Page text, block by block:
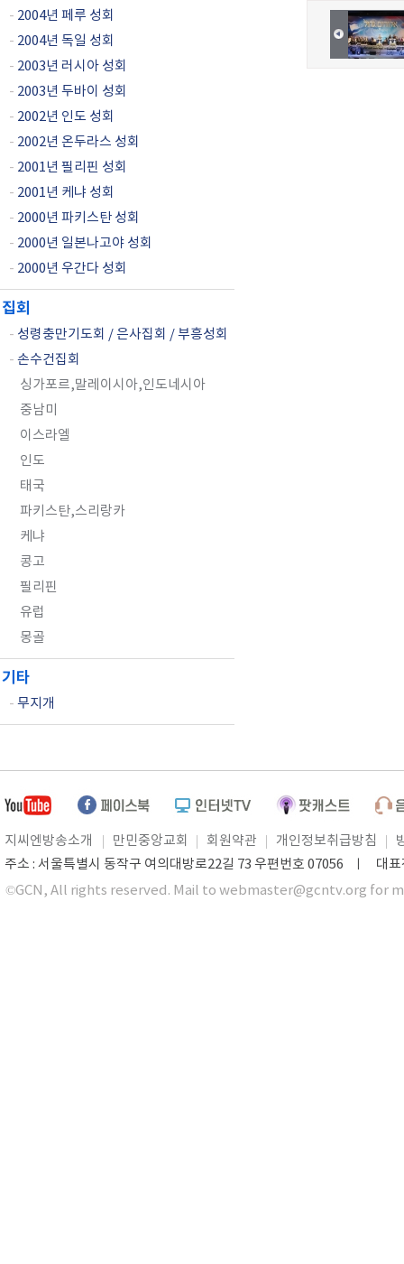
- 2004년 페루 성회
- 2004년 독일 성회
- 2003년 러시아 성회
- 2003년 두바이 성회
- 2002년 인도 성회
- 2002년 온두라스 성회
- 2001년 필리핀 성회
- 2001년 케냐 성회
- 2000년 파키스탄 성회
- 2000년 일본나고야 성회
- 2000년 우간다 성회
집회
- 성령충만기도회 / 은사집회 / 부흥성회
- 손수건집회
싱가포르,말레이시아,인도네시아
중남미
이스라엘
인도
태국
파키스탄,스리랑카
케냐
콩고
필리핀
유럽
몽골
기타
- 무지개
지씨엔방송소개 만민중앙교회 회원약관 개인정보취급방침
주소 : 서울특별시 동작구 여의대방로22길 73 우편번호 07056 ㅣ 대
©GCN, All rights reserved. Mail to webmaster@gcntv.org for